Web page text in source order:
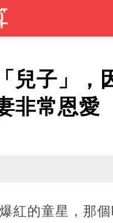
兒子」，
非常恩愛
紅的童星，那